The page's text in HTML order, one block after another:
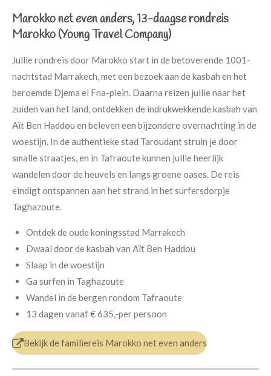
Marokko net even anders, 13-daagse rondreis
Marokko (Young Travel Company)
Jullie rondreis door Marokko start in de betoverende 1001-
nachtstad Marrakech, met een bezoek aan de kasbah en het
beroemde Djema el Fna-plein. Daarna reizen jullie naar het
zuiden van het land, ontdekken de indrukwekkende kasbah van
Aït Ben Haddou en beleven een bijzondere overnachting in de
woestijn. In de authentieke stad Taroudant struin je door
smalle straatjes, en in Tafraoute kunnen jullie heerlijk
wandelen door de heuvels en langs groene oases. De reis
eindigt ontspannen aan het strand in het surfersdorpje
Taghazoute.
Ontdek de oude koningsstad Marrakech
Dwaal door de kasbah van Aït Ben Haddou
Slaap in de woestijn
Ga surfen in Taghazoute
Wandel in de bergen rondom Tafraoute
13 dagen vanaf€ 635,-per persoon
Bekijk de familiereis Marokko net even anders